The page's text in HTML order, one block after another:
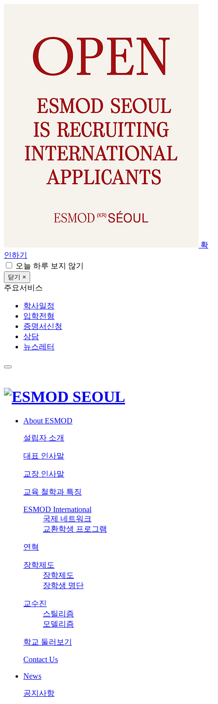
확
인하기
오늘 하루 보지 않기
닫기 ×
주요서비스
학사일정
입학전형
증명서신청
상담
뉴스레터
About ESMOD
설립자 소개
대표 인사말
교장 인사말
교육 철학과 특징
ESMOD International
국제 네트워크
교환학생 프로그램
연혁
장학제도
장학제도
장학생 명단
교수진
스틸리즘
모델리즘
학교 둘러보기
Contact Us
News
공지사항